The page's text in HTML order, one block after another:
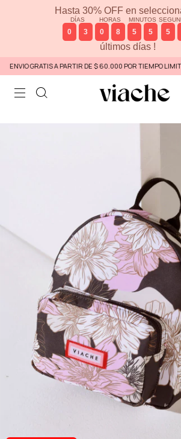
Hasta 30% OFF en
DÍAS
0 3
HORAS
0 8
MINUTOS
5 5 5
últimos días !
GRATIS A PARTIR DE $ 60.000 POR TIEMPO